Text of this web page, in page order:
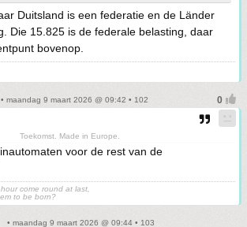
Duitsland is een federatie en de Länder
Die 15.825 is de federale belasting, daar
bovenop.
• maandag 9 maart 2026 @ 09:42 • 102
Toekomst. Made in Europe.
voor de rest van de
come round at last,
to be born?
• maandag 9 maart 2026 @ 09:44 • 103